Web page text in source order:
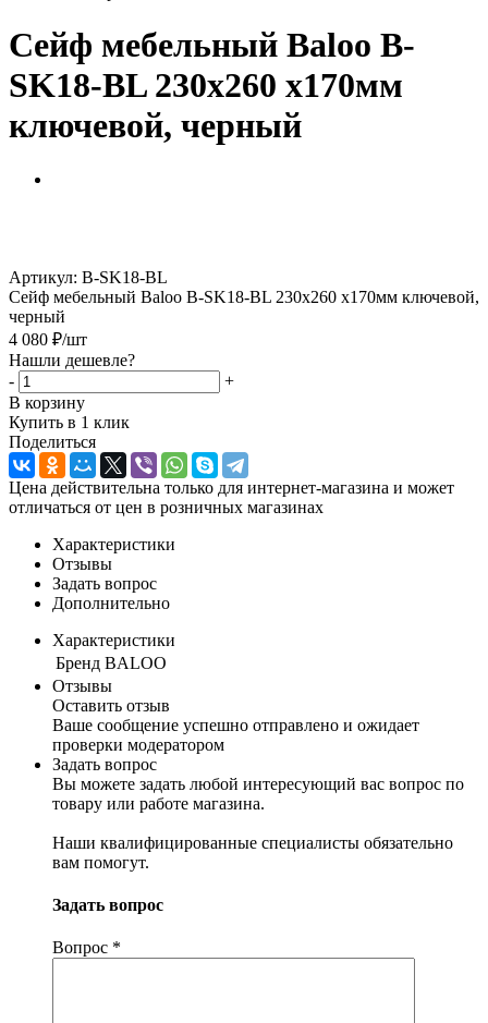
Сейф мебельный Baloo B-
SK18-BL 230x260 x170мм
ключевой, черный
Артикул: B-SK18-BL
Сейф мебельный Baloo B-SK18-BL 230x260 x170мм ключевой,
черный
4 080 ₽/шт
Нашли дешевле?
-
+
В корзину
Купить в 1 клик
Поделиться
Цена действительна только для интернет-магазина и может
отличаться от цен в розничных магазинах
Характеристики
Отзывы
Задать вопрос
Дополнительно
Характеристики
Бренд BALOO
Отзывы
Оставить отзыв
Ваше сообщение успешно отправлено и ожидает
проверки модератором
Задать вопрос
Вы можете задать любой интересующий вас вопрос по
товару или работе магазина.
Наши квалифицированные специалисты обязательно
вам помогут.
Задать вопрос
Вопрос *